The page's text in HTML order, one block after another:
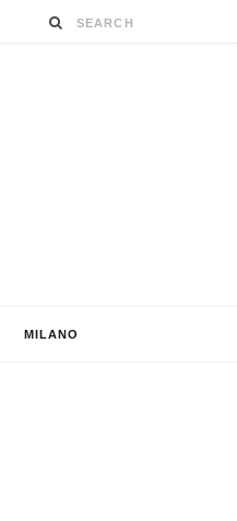
MILANO